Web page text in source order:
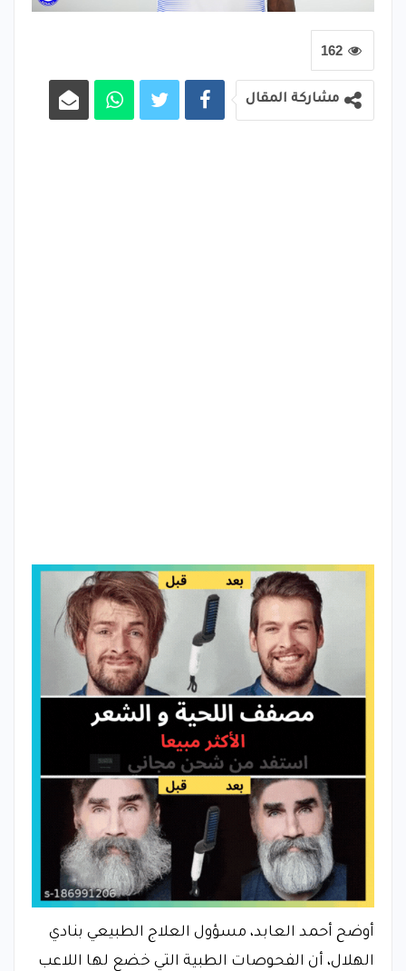
162
مشاركة المقال
أوضح أحمد العابد، مسؤول العلاج الطبيعي بنادي
الهلال، أن الفحوصات الطبية التي خضع لها اللاعب